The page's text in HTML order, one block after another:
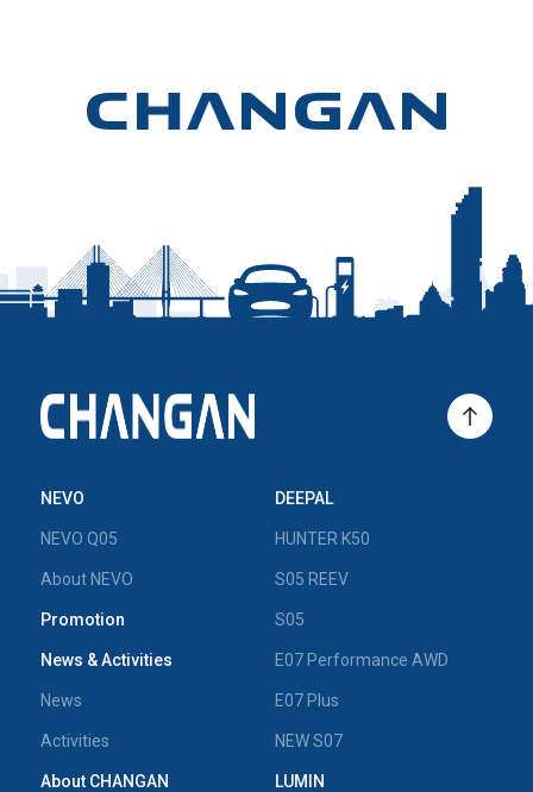
NEVO
NEVO Q05
About NEVO
Promotion
News & Activities
News
Activities
About CHANGAN
DEEPAL
HUNTER K50
S05 REEV
S05
E07 Performance AWD
E07 Plus
NEW S07
LUMIN